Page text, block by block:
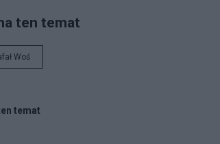
ten temat
Woś
temat